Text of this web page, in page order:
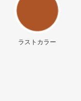
ラストカラー